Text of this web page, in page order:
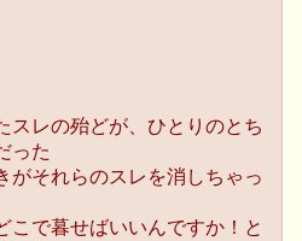
スレの殆どが、ひとりのとち
った
がそれらのスレを消しちゃっ
こで暮せばいいんですか！と